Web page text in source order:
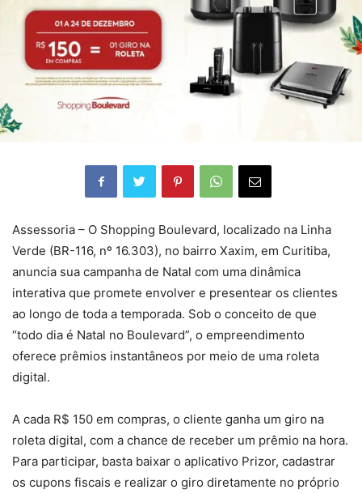
Assessoria – O Shopping Boulevard, localizado na Linha
Verde (BR-116, nº 16.303), no bairro Xaxim, em Curitiba,
anuncia sua campanha de Natal com uma dinâmica
interativa que promete envolver e presentear os clientes
ao longo de toda a temporada. Sob o conceito de que
“todo dia é Natal no Boulevard”, o empreendimento
oferece prêmios instantâneos por meio de uma roleta
digital.
A cada R$ 150 em compras, o cliente ganha um giro na
roleta digital, com a chance de receber um prêmio na hora.
Para participar, basta baixar o aplicativo Prizor, cadastrar
os cupons fiscais e realizar o giro diretamente no próprio